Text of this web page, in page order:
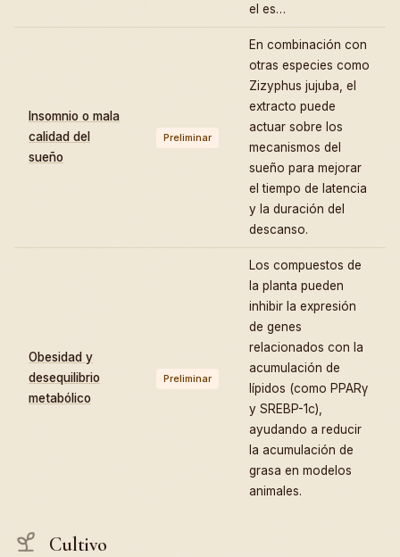
el es…
Insomnio o mala
calidad del
sueño
Preliminar
En combinación con
otras especies como
Zizyphus jujuba, el
extracto puede
actuar sobre los
mecanismos del
sueño para mejorar
el tiempo de latencia
y la duración del
descanso.
Obesidad y
desequilibrio
metabólico
Preliminar
Los compuestos de
la planta pueden
inhibir la expresión
de genes
relacionados con la
acumulación de
lípidos (como PPARγ
y SREBP-1c),
ayudando a reducir
la acumulación de
grasa en modelos
animales.
Cultivo